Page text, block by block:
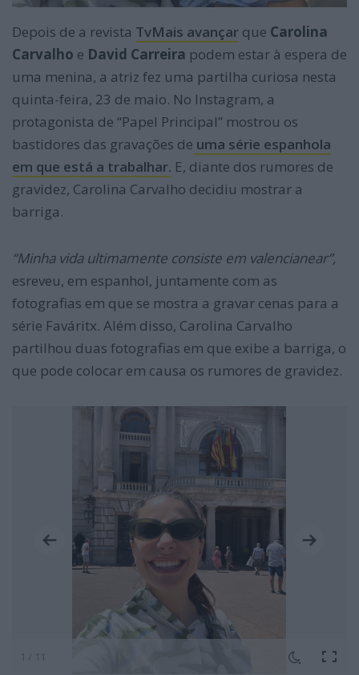
Depois de a revista TvMais avançar que Carolina
Carvalho e David Carreira podem estar à espera de
uma menina, a atriz fez uma partilha curiosa nesta
quinta-feira, 23 de maio. No Instagram, a
protagonista de “Papel Principal” mostrou os
bastidores das gravações de uma série espanhola
em que está a trabalhar. E, diante dos rumores de
gravidez, Carolina Carvalho decidiu mostrar a
barriga.
“Minha vida ultimamente consiste em valencianear”,
esreveu, em espanhol, juntamente com as
fotografias em que se mostra a gravar cenas para a
série Faváritx. Além disso, Carolina Carvalho
partilhou duas fotografias em que exibe a barriga, o
que pode colocar em causa os rumores de gravidez.
1 / 11